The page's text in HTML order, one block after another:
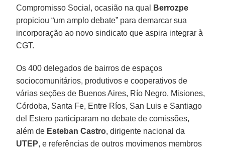
Compromisso Social, ocasião na qual
Berrozpe
propiciou “um amplo debate” para demarcar sua
incorporação ao novo sindicato que aspira integrar à
CGT.
Os 400 delegados de bairros de espaços
sociocomunitários, produtivos e cooperativos de
várias seções de Buenos Aires, Río Negro, Misiones,
Córdoba, Santa Fe, Entre Ríos, San Luis e Santiago
del Estero participaram no debate de comissões,
além de Esteban Castro, dirigente nacional da
UTEP, e referências de outros movimenos membros